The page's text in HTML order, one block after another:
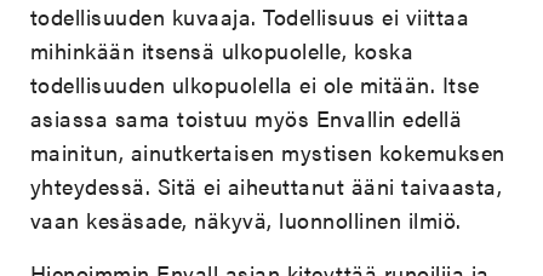
todellisuuden kuvaaja. Todellisuus ei viittaa
mihinkään itsensä ulkopuolelle, koska
todellisuuden ulkopuolella ei ole mitään. Itse
asiassa sama toistuu myös Envallin edellä
mainitun, ainutkertaisen mystisen kokemuksen
yhteydessä. Sitä ei aiheuttanut ääni taivaasta,
vaan kesäsade, näkyvä, luonnollinen ilmiö.